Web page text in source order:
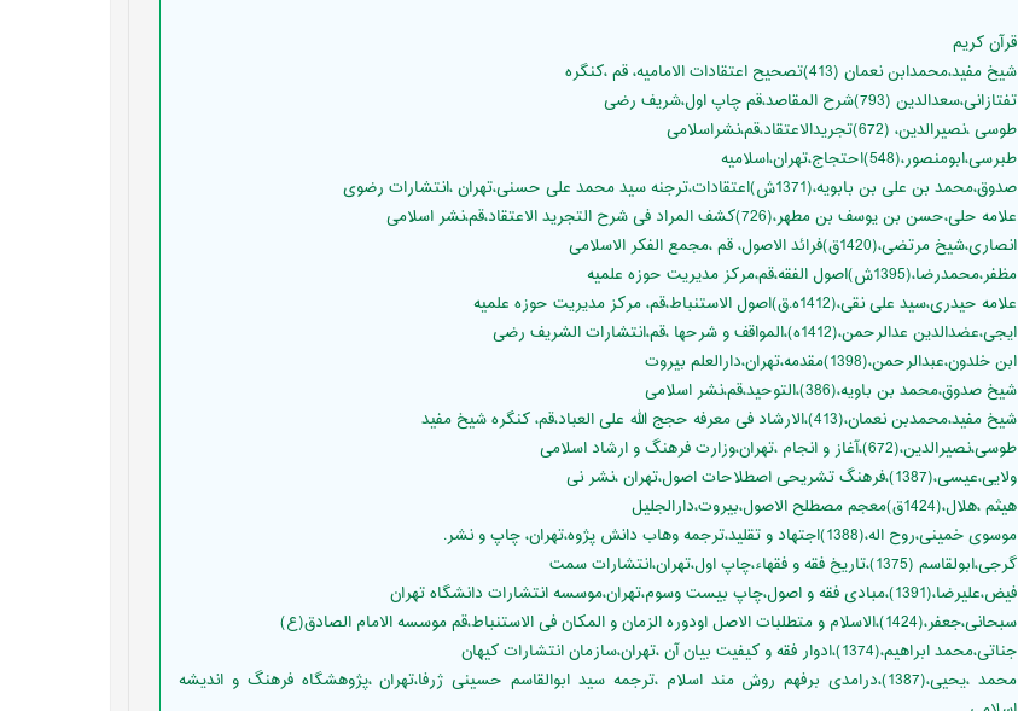
قرآن کریم
شیخ مفید،محمدابن نعمان (413)تصحیح اعتقادات الامامیه، قم ،کنگره
تفتازانی،سعدالدین (793)شرح المقاصد،قم چاپ اول،شریف رضی
طوسی ،نصیرالدین، (672)تجریدالاعتقاد،قم،نشراسلامی
طبرسی،ابومنصور،(548)احتجاج،تهران،اسلامیه
صدوق،محمد بن علی بن بابویه،(1371ش)اعتقادات،ترجنه سید محمد علی حسنی،تهران ،انتشارات رضوی
علامه حلی،حسن بن یوسف بن مطهر،(726)کشف المراد فی شرح التجرید الاعتقاد،قم،نشر اسلامی
انصاری،شیخ مرتضی،(1420ق)فرائد الاصول، قم ،مجمع الفکر الاسلامی
مظفر،محمدرضا،(1395ش)اصول الفقه،قم،مرکز مدیریت حوزه علمیه
علامه حیدری،سید علی نقی،(1412ه.ق)اصول الاستنباط،قم، مرکز مدیریت حوزه علمیه
ایجی،عضدالدین عدالرحمن،(1412ه)،المواقف و شرحها ،قم،انتشارات الشریف رضی
ابن خلدون،عبدالرحمن،(1398)مقدمه،تهران،دارالعلم بیروت
شیخ صدوق،محمد بن باویه،(386)،التوحید،قم،نشر اسلامی
شیخ مفید،محمدبن نعمان،(413)،الارشاد فی معرفه حجج الله علی العباد،قم، کنگره شیخ مفید
طوسی،نصیرالدین،(672)،آغاز و انجام ،تهران،وزارت فرهنگ و ارشاد اسلامی
ولایی،عیسی،(1387)،فرهنگ تشریحی اصطلاحات اصول،تهران ،نشر نی
هیثم ،هلال،(1424ق)معجم مصطلح الاصول،بیروت،دارالجلیل
موسوی خمینی،روح اله،(1388)اجتهاد و تقلید،ترجمه وهاب دانش پژوه،تهران، چاپ و نشر.
گرجی،ابولقاسم (1375)،تاریخ فقه و فقهاء،چاپ اول،تهران،انتشارات سمت
فیض،علیرضا،(1391)،مبادی فقه و اصول،چاپ بیست وسوم،تهران،موسسه انتشارات دانشگاه تهران
سبحانی،جعفر،(1424)،الاسلام و متطلبات الاصل اودوره الزمان و المکان فی الاستنباط،قم موسسه الامام الصادق(ع)
جناتی،محمد ابراهیم،(1374)،ادوار فقه و کیفیت بیان آن ،تهران،سازمان انتشارات کیهان
محمد ،یحیی،(1387)،درامدی برفهم روش مند اسلام ،ترجمه سید ابوالقاسم حسینی ژرفا،تهران ،پژوهشگاه فرهنگ و اندیشه